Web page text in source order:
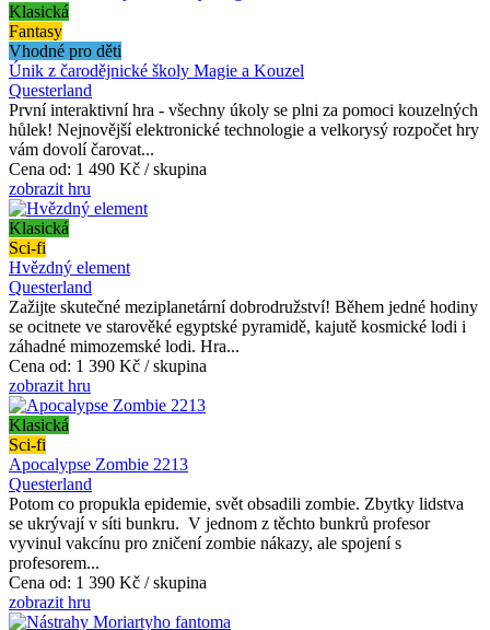
Klasická
Fantasy
Vhodné pro děti
Únik z čarodějnické školy Magie a Kouzel
Questerland
První interaktivní hra - všechny úkoly se plni za pomoci kouzelných
hůlek! Nejnovější elektronické technologie a velkorysý rozpočet hry
vám dovolí čarovat...
Cena od: 1 490 Kč / skupina
zobrazit hru
Klasická
Sci-fi
Hvězdný element
Questerland
Zažijte skutečné meziplanetární dobrodružství! Během jedné hodiny
se ocitnete ve starověké egyptské pyramidě, kajutě kosmické lodi i
záhadné mimozemské lodi. Hra...
Cena od: 1 390 Kč / skupina
zobrazit hru
Klasická
Sci-fi
Apocalypse Zombie 2213
Questerland
Potom co propukla epidemie, svět obsadili zombie. Zbytky lidstva
se ukrývají v síti bunkru. V jednom z těchto bunkrů profesor
vyvinul vakcínu pro zničení zombie nákazy, ale spojení s
profesorem...
Cena od: 1 390 Kč / skupina
zobrazit hru